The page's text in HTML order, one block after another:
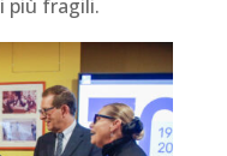
più fragili.